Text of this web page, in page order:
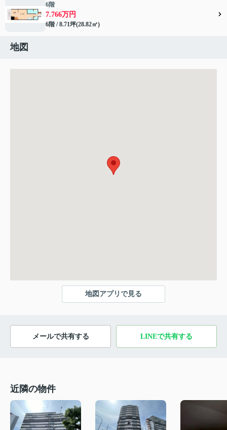
6階
7.766万円
6階 / 8.71坪(28.82㎡)
地図
地図アプリで見る
メールで共有する LINEで共有する
近隣の物件